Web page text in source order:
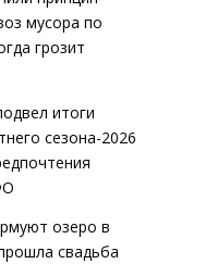
мусора по
грозит
итоги
сезона-2026
озеро в
свадьба